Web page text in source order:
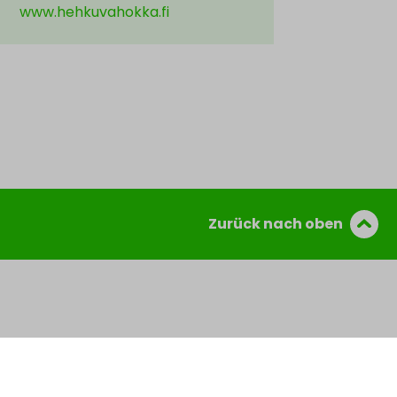
www.hehkuvahokka.fi
Zurück nach oben